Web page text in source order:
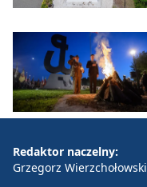
Redaktor naczelny:
Grzegorz Wierzchołowski